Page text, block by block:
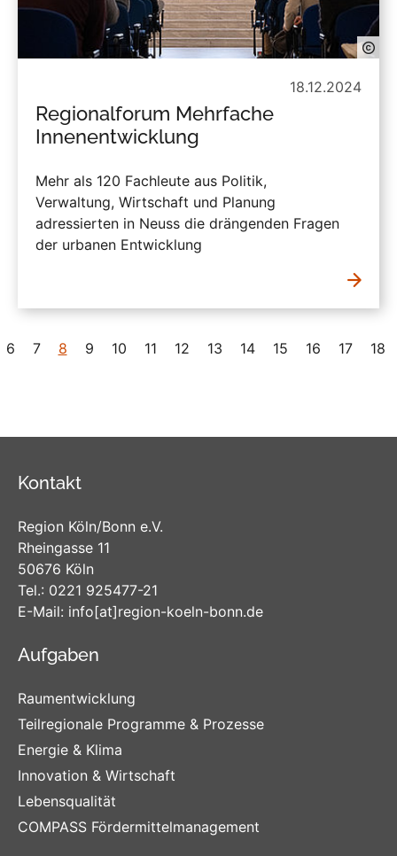
18.12.2024
Regionalforum Mehrfache
Innenentwicklung
Mehr als 120 Fachleute aus Politik,
Verwaltung, Wirtschaft und Planung
adressierten in Neuss die drängenden Fragen
der urbanen Entwicklung
6 7 8 9 10 11 12 13 14 15 16 17 18
Kontakt
Region Köln/Bonn e.V.
Rheingasse 11
50676 Köln
Tel.: 0221 925477-21
E-Mail: info[at]region-koeln-bonn.de
Aufgaben
Raumentwicklung
Teilregionale Programme & Prozesse
Energie & Klima
Innovation & Wirtschaft
Lebensqualität
COMPASS Fördermittelmanagement